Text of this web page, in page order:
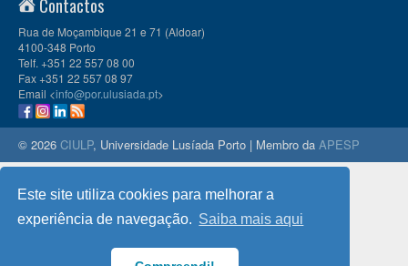
Este site utiliza cookies para melhorar a
experiência de navegação. Saiba mais aqui
Contactos
Rua de Moçambique 21 e 71 (Aldoar)
4100-348 Porto
Telf. +351 22 557 08 00
Fax +351 22 557 08 97
Email <info@por.ulusiada.pt>
© 2026 CIULP, Universidade Lusíada Porto | Membro da APESP